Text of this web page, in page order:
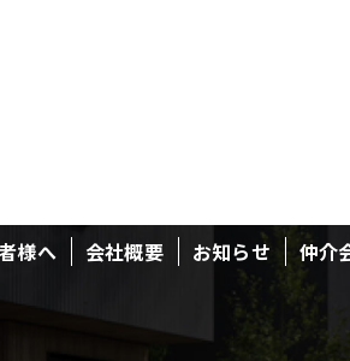
様へ 会社概要 お知らせ 仲介